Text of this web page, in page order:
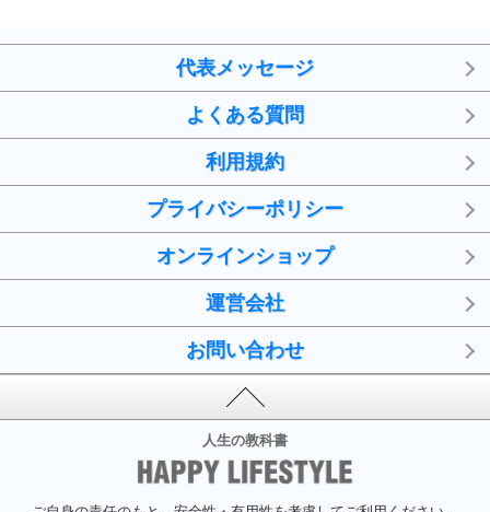
代表メッセージ
よくある質問
利用規約
プライバシーポリシー
オンラインショップ
運営会社
お問い合わせ
人生の教科書